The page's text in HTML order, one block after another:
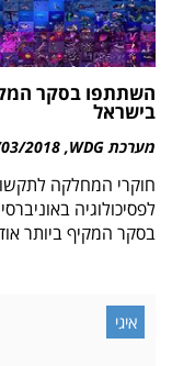
השתתפו בסקר
בישראל
מערכת WDG 2018
חוקרי המחלקה
לפסיכולוגיה
בסקר המקיף ביותר
איגי